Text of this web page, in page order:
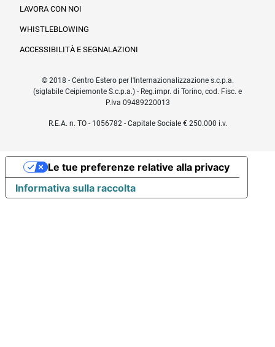
LAVORA CON NOI
WHISTLEBLOWING
ACCESSIBILITÀ E SEGNALAZIONI
© 2018 - Centro Estero per l'Internazionalizzazione s.c.p.a.
(siglabile Ceipiemonte S.c.p.a.) - Reg.impr. di Torino, cod. Fisc. e
P.Iva 09489220013
R.E.A. n. TO - 1056782 - Capitale Sociale € 250.000 i.v.
Informativa sulla raccolta
Le tue preferenze relative alla privacy